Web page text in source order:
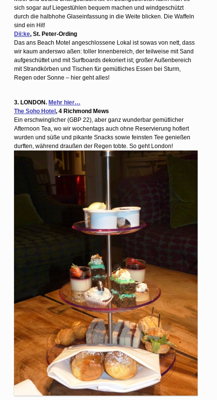
sich sogar auf Liegestühlen bequem machen und windgeschützt
durch die halbhohe Glaseinfassung in die Weite blicken. Die Waffeln
sind ein Hit!
Dii:ke, St. Peter-Ording
Das ans Beach Motel angeschlossene Lokal ist sowas von nett, dass
wir kaum anderswo aßen: toller Innenbereich, der teilweise mit Sand
aufgeschüttet und mit Surfboards dekoriert ist; großer Außenbereich
mit Strandkörben und Tischen für gemütliches Essen bei Sturm,
Regen oder Sonne – hier geht alles!
3. LONDON. Mehr hier…
The Soho Hotel, 4 Richmond Mews
Ein erschwinglicher (GBP 22), aber ganz wunderbar gemütlicher
Afternoon Tea, wo wir wochentags auch ohne Reservierung hofiert
wurden und süße und pikante Snacks sowie feinsten Tee genießen
durften, während draußen der Regen tobte. So geht London!